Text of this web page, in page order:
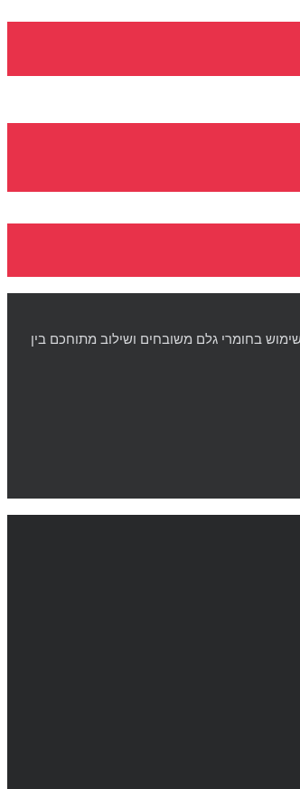
בחומרי גלם משובחים ושילוב מתוחכם בין